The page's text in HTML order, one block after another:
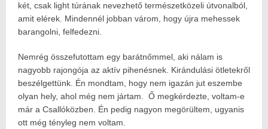
két, csak light túrának nevezhető természetközeli útvonalból,
amit elérek. Mindennél jobban várom, hogy újra mehessek
barangolni, felfedezni.
Nemrég összefutottam egy barátnőmmel, aki nálam is
nagyobb rajongója az aktív pihenésnek. Kirándulási ötletekről
beszélgettünk. Én mondtam, hogy nem igazán jut eszembe
olyan hely, ahol még nem jártam. Ő megkérdezte, voltam-e
már a Csallóközben. Én pedig nagyon megörültem, ugyanis
ott még tényleg nem voltam.